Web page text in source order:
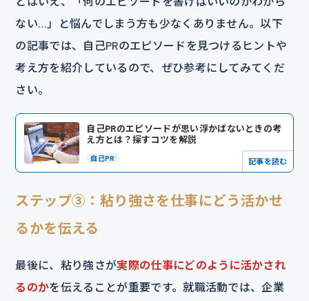
ない…」と悩んでしまう方も少なくありません。以下
の記事では、自己PRのエピソードを見つけるヒントや
考え方を紹介しているので、ぜひ参考にしてみてくだ
さい。
自己PRのエピソードが思い浮かばないときの考
え方とは？探すコツを解説
自己PR 記事を読む
ステップ③：粘り強さを仕事にどう活かせ
るかを伝える
最後に、粘り強さが実際の仕事にどのように活かされ
るのかを伝えることが重要です。就職活動では、企業